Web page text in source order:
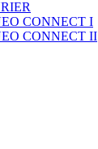
CONNECT I
CONNECT II